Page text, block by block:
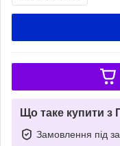
Що таке купити з
Замовлення під